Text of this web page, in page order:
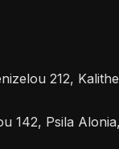
212,
142, Psila